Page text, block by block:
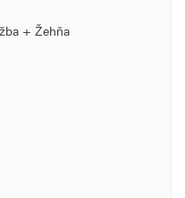
+ Žehňa